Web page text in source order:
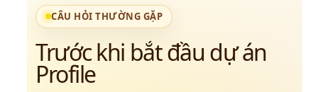
CÂU HỎI THƯỜNG GẶP
Trước khi bắt đầu dự án
Profile